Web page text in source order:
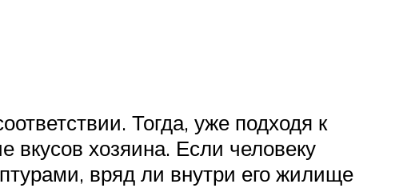
Тогда, уже подходя к
вкусов хозяина. Если человеку
вряд ли внутри его жилище